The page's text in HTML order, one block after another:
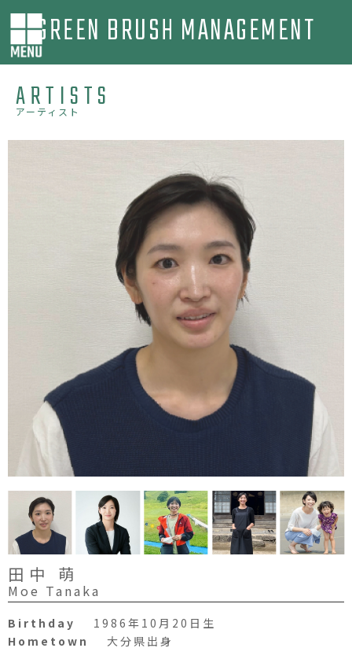
GREEN BRUSH MANAGEMENT
ARTISTS
アーティスト
田中 萌
Moe Tanaka
Birthday
1986年10月20日生
Hometown
大分県出身